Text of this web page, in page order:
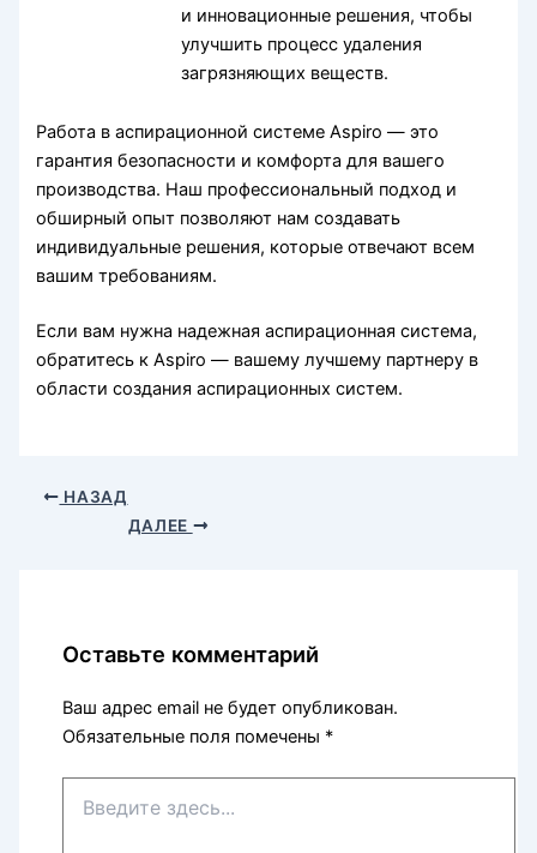
и инновационные решения, чтобы
улучшить процесс удаления
загрязняющих веществ.
Работа в аспирационной системе Aspiro — это
гарантия безопасности и комфорта для вашего
производства. Наш профессиональный подход и
обширный опыт позволяют нам создавать
индивидуальные решения, которые отвечают всем
вашим требованиям.
Если вам нужна надежная аспирационная система,
обратитесь к Aspiro — вашему лучшему партнеру в
области создания аспирационных систем.
НАЗАД
ДАЛЕЕ
Оставьте комментарий
Ваш адрес email не будет опубликован.
Обязательные поля помечены *
здесь...